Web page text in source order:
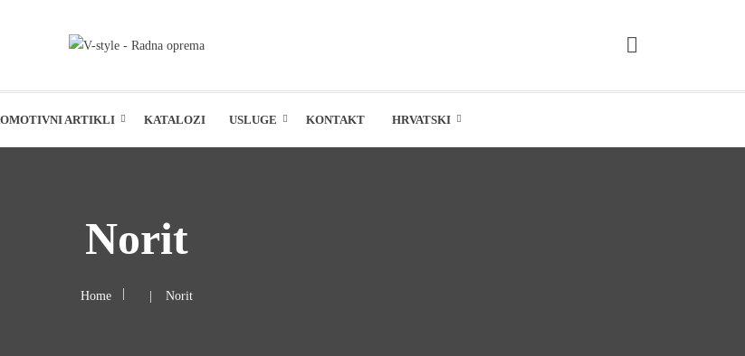
ARTIKLI KATALOZI USLUGE KONTAKT HRVATSKI
Norit
Home Norit